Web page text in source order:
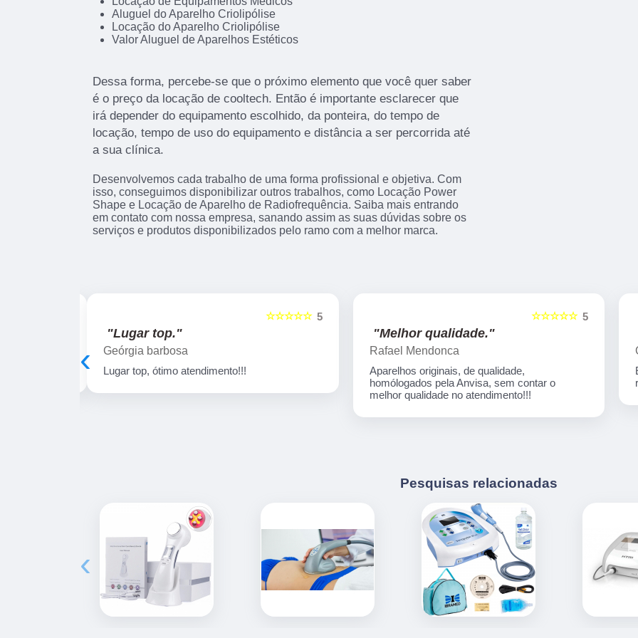
Aluguel do Aparelho Criolipólise
Locação do Aparelho Criolipólise
Valor Aluguel de Aparelhos Estéticos
Dessa forma, percebe-se que o próximo elemento que você quer saber
é o preço da locação de cooltech. Então é importante esclarecer que
irá depender do equipamento escolhido, da ponteira, do tempo de
locação, tempo de uso do equipamento e distância a ser percorrida até
a sua clínica.
Desenvolvemos cada trabalho de uma forma profissional e objetiva. Com
isso, conseguimos disponibilizar outros trabalhos, como Locação Power
Shape e Locação de Aparelho de Radiofrequência. Saiba mais entrando
em contato com nossa empresa, sanando assim as suas dúvidas sobre os
serviços e produtos disponibilizados pelo ramo com a melhor marca.
5
☆☆☆☆☆
"Lugar top."
Geórgia barbosa
Lugar top, ótimo atendimento!!!
5
☆☆☆☆☆
"Melhor qualidade."
Rafael Mendonca
Aparelhos originais, de qualidade,
homólogados pela Anvisa, sem contar o
melhor qualidade no atendimento!!!
‹
Pesquisas relacionadas
‹